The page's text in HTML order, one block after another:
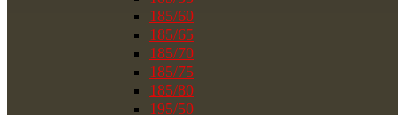
185/60
185/65
185/70
185/75
185/80
195/50